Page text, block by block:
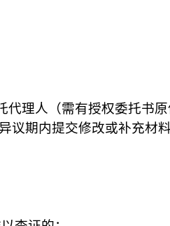
代理人（需有授权委托书
议期内提交修改或补充材料